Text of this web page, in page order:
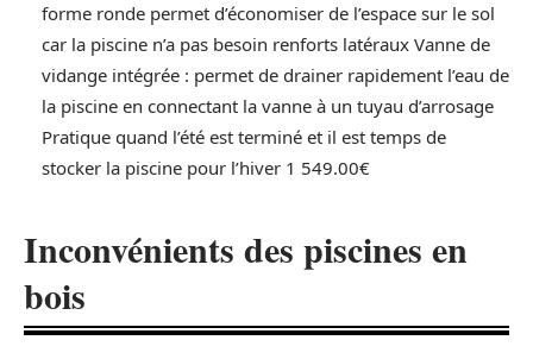
forme ronde permet d’économiser de l’espace sur le sol
car la piscine n’a pas besoin renforts latéraux Vanne de
vidange intégrée : permet de drainer rapidement l’eau de
la piscine en connectant la vanne à un tuyau d’arrosage
Pratique quand l’été est terminé et il est temps de
stocker la piscine pour l’hiver 1 549.00€
Inconvénients des piscines en
bois